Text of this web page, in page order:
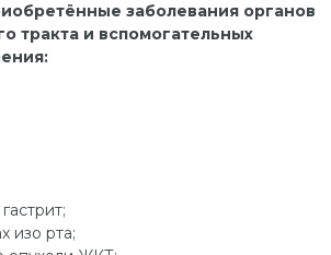
заболевания органов
тракта и вспомогательных
изо рта;